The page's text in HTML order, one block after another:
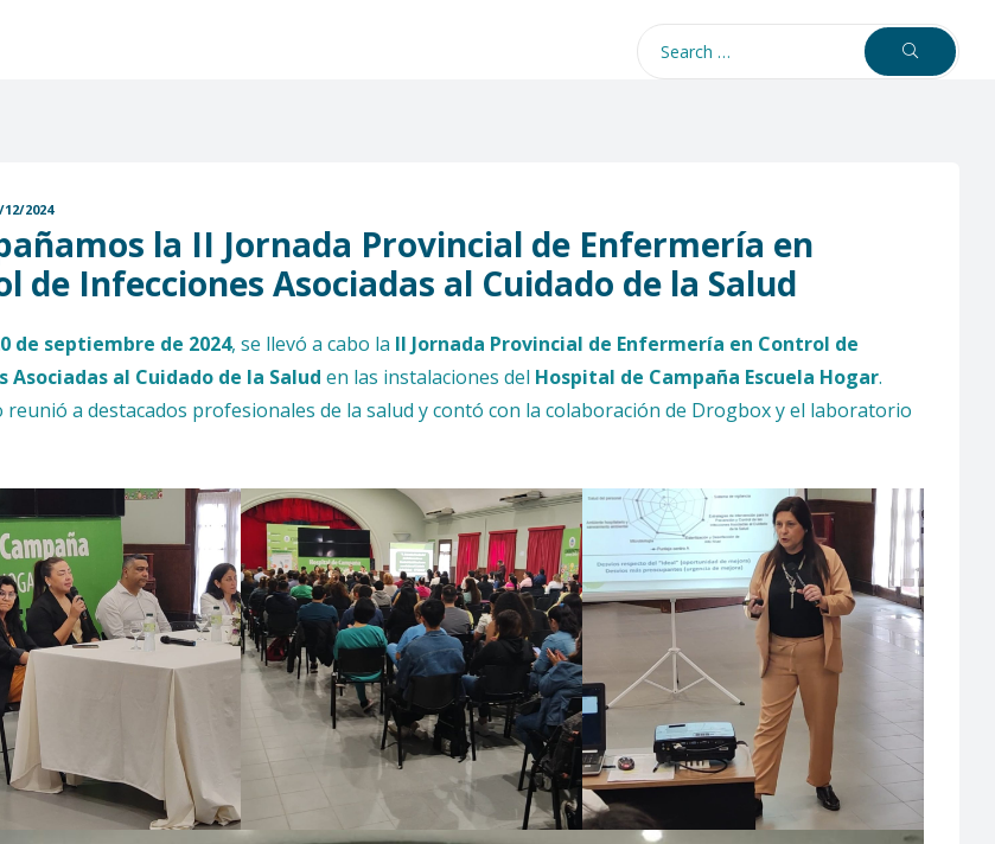
12/2024
la II Jornada Provincial de Enfermería en
de Infecciones Asociadas al Cuidado de la Salud
de septiembre de 2024, se llevó a cabo la II Jornada Provincial de Enfermería en Control de
Asociadas al Cuidado de la Salud en las instalaciones del Hospital de Campaña Escuela Hogar.
reunió a destacados profesionales de la salud y contó con la colaboración de Drogbox y el laboratorio